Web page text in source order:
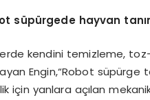
süpürgede hayvan
kendini temizleme,
Engin,“Robot süpürge
için yanlara açılan